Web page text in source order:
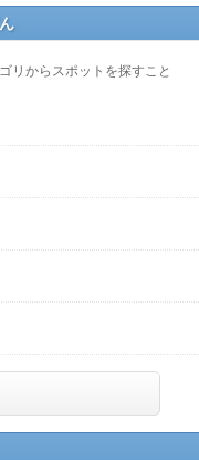
リからスポットを探すこと